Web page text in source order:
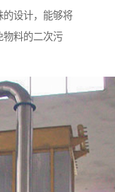
的设计，能够将
物料的二次污